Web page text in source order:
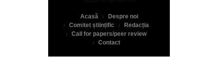
Acasă
Despre noi
Comitet științific
Redacția
Call for papers/peer review
Contact